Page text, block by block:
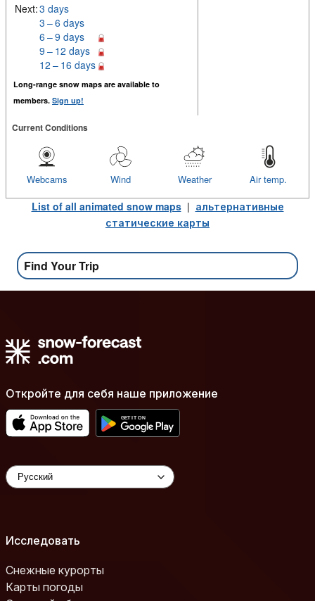
Next:3 days
3 – 6 days
6 – 9 days
9 – 12 days
12 – 16 days
Long-range snow maps are available to
members. Sign up!
Current Conditions
Air temp.
Weather
Wind
Webcams
List of all animated snow maps| альтернативные
статические карты
Find Your Trip
Откройте для себя наше приложение
Исследовать
Снежные курорты
Карты погоды